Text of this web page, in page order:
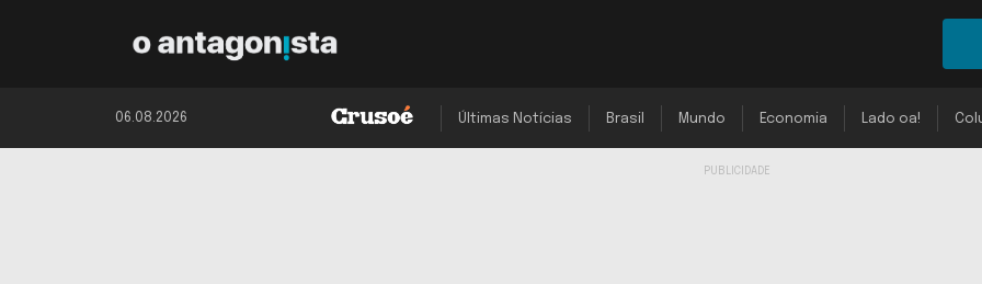
06.08.2026 Últimas Notícias Brasil Mundo Economia Lado oa!